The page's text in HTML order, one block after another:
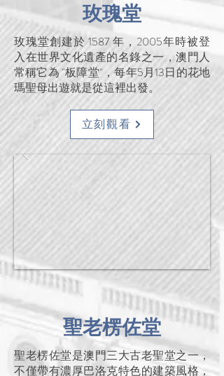
玫瑰堂
玫瑰堂創建於 1587 年，2005年時被登
入在世界文化遺產的名錄之一，澳門人
常稱它為 "板障堂"，每年5月13日的花地
瑪聖母出遊就是從這裡出發。
立刻觀看
聖老楞佐堂
聖老楞佐堂是澳門三大古老聖堂之一，
不僅帶有濃厚巴洛克特色的建築風格，